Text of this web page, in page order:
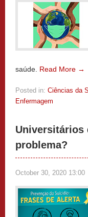
saúde. Read More →
Posted in: Ciências da
Enfermagem
Universitários
problema?
October 30, 2020 13:00